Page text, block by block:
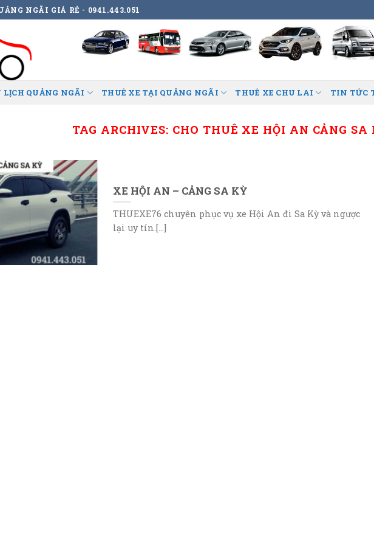
NGÃI GIÁ RẺ - 0941.443.051
LỊCH QUẢNG NGÃI THUÊ XE TẠI QUẢNG NGÃI THUÊ XE CHU LAI TIN TỨC
TAG ARCHIVES: CHO THUÊ XE HỘI AN CẢNG SA
XE HỘI AN – CẢNG SA KỲ
THUEXE76 chuyên phục vụ xe Hội An đi Sa Kỳ và ngược
lại uy tín.[...]